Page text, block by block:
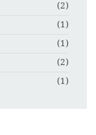
(2)
(1)
(1)
(2)
(1)